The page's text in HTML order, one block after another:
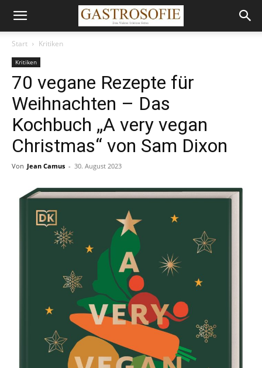
Start Kritiken
Kritiken
70 vegane Rezepte für
Weihnachten – Das
Kochbuch „A very vegan
Christmas“ von Sam Dixon
Von Jean Camus - 30. August 2023